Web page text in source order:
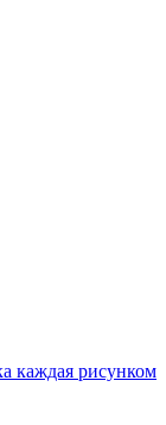
каждая рисунком